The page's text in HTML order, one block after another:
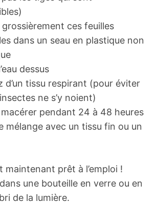
grossièrement ces feuilles
dans un seau en plastique non
dessus
d’un tissu respirant (pour éviter
ne s’y noient)
macérer pendant 24 à 48 heures
mélange avec un tissu fin ou un
maintenant prêt à l’emploi !
une bouteille en verre ou en
de la lumière.